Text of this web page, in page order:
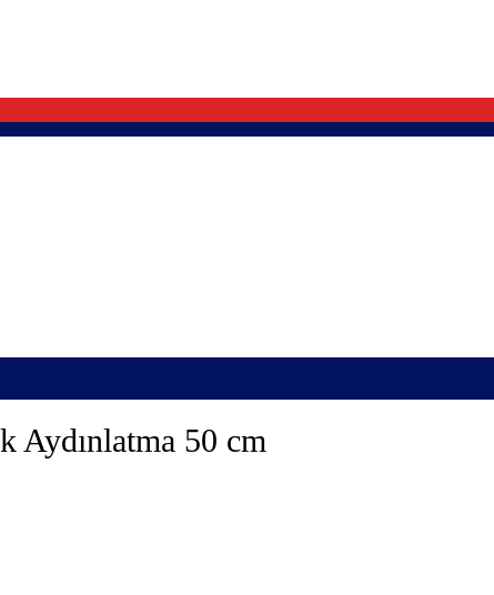
50 cm